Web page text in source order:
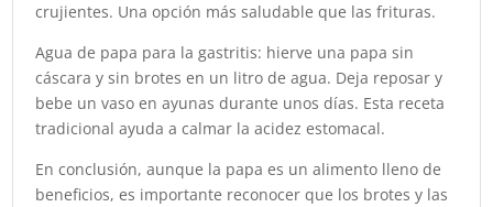
crujientes. Una opción más saludable que las frituras.
Agua de papa para la gastritis: hierve una papa sin
cáscara y sin brotes en un litro de agua. Deja reposar y
bebe un vaso en ayunas durante unos días. Esta receta
tradicional ayuda a calmar la acidez estomacal.
En conclusión, aunque la papa es un alimento lleno de
beneficios, es importante reconocer que los brotes y las